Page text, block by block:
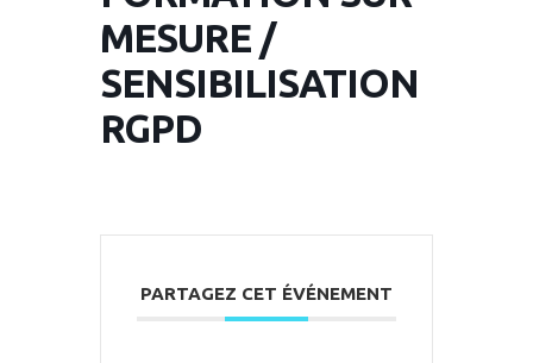
MESURE /
SENSIBILISATION
RGPD
PARTAGEZ CET ÉVÉNEMENT